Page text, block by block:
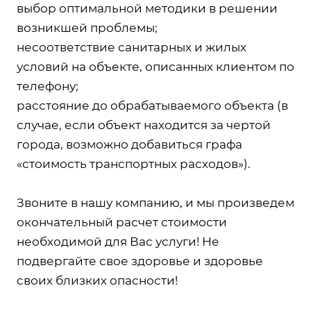
выбор оптимальной методики в решении
возникшей проблемы;
несоответствие санитарных и жилых
условий на объекте, описанных клиентом по
телефону;
расстояние до обрабатываемого объекта (в
случае, если объект находится за чертой
города, возможно добавиться графа
«стоимость транспортных расходов»).
Звоните в нашу компанию, и мы произведем
окончательный расчет стоимости
необходимой для Вас услуги! Не
подвергайте свое здоровье и здоровье
своих близких опасности!